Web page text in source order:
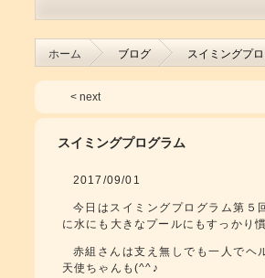
ホーム ブログ スイミングプ
< next
スイミングプログラム
2017/09/01
今日はスイミングプログラム第５
に水にも大きなプールにもすっかり
赤組さんは支え無しでも一人でヘ
天使ちゃんも(^^♪